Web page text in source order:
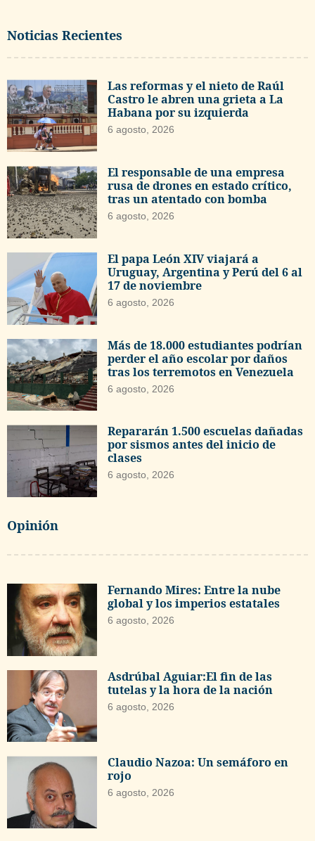
Noticias Recientes
Las reformas y el nieto de Raúl
Castro le abren una grieta a La
Habana por su izquierda
6 agosto, 2026
El responsable de una empresa
rusa de drones en estado crítico,
tras un atentado con bomba
6 agosto, 2026
El papa León XIV viajará a
Uruguay, Argentina y Perú del 6 al
17 de noviembre
6 agosto, 2026
Más de 18.000 estudiantes podrían
perder el año escolar por daños
tras los terremotos en Venezuela
6 agosto, 2026
Repararán 1.500 escuelas dañadas
por sismos antes del inicio de
clases
6 agosto, 2026
Opinión
Fernando Mires: Entre la nube
global y los imperios estatales
6 agosto, 2026
Asdrúbal Aguiar:El fin de las
tutelas y la hora de la nación
6 agosto, 2026
Claudio Nazoa: Un semáforo en
rojo
6 agosto, 2026